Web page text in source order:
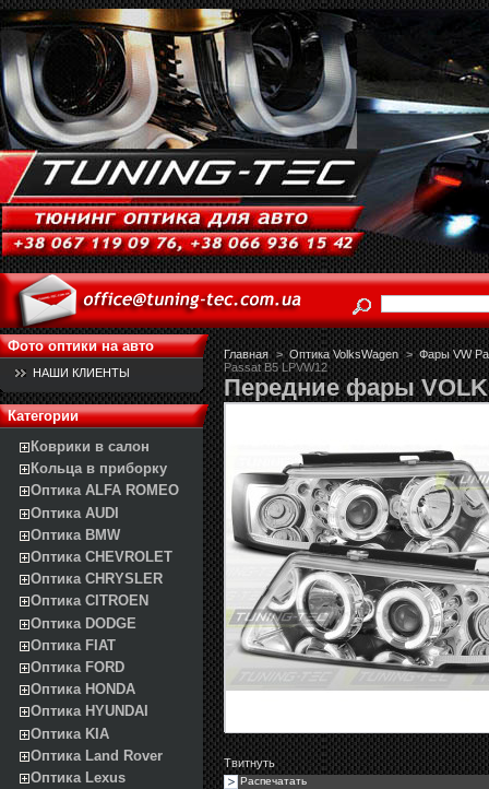
Фото оптики на авто
НАШИ КЛИЕНТЫ
Категории
Коврики в салон
Кольца в приборку
Оптика ALFA ROMEO
Оптика AUDI
Оптика BMW
Оптика CHEVROLET
Оптика CHRYSLER
Оптика CITROEN
Оптика DODGE
Оптика FIAT
Оптика FORD
Оптика HONDA
Оптика HYUNDAI
Оптика KIA
Оптика Land Rover
Оптика Lexus
Главная > Оптика VolksWagen > Фары VW
Passat B5 LPVW12
Передние фары
Твитнуть
Распечатать